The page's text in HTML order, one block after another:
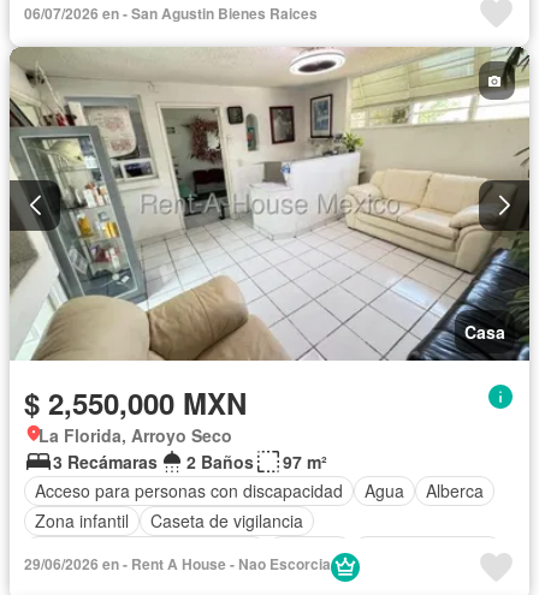
06/07/2026 en - San Agustin Bienes Raices
Casa
$ 2,550,000 MXN
La Florida, Arroyo Seco
3 Recámaras
2 Baños
97 m²
Acceso para personas con discapacidad
Agua
Alberca
Zona infantil
Caseta de vigilancia
Cisterna
Cocina equipada
Electricidad
29/06/2026 en - Rent A House - Nao Escorcia